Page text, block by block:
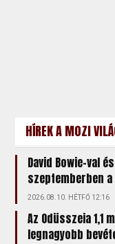
HÍREK A MOZI
David Bowie-val
szeptemberben a
2026.08.10. HÉTFŐ 12:16
Az Odüsszeia
legnagyobb